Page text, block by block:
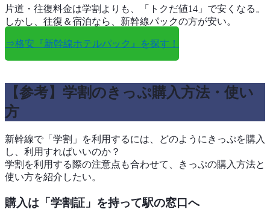
片道・往復料金は学割よりも、「トクだ値14」で安くなる。
しかし、往復＆宿泊なら、新幹線パックの方が安い。
⇒格安『新幹線ホテルパック』を探す！
【参考】学割のきっぷ購入方法・使い
方
新幹線で「学割」を利用するには、どのようにきっぷを購入
し、利用すればいいのか？
学割を利用する際の注意点も合わせて、きっぷの購入方法と
使い方を紹介したい。
購入は「学割証」を持って駅の窓口へ